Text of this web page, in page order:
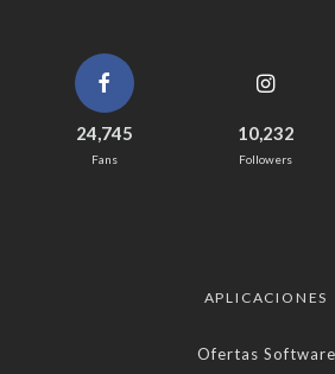
24,745
Fans
10,232
Followers
APLICACIONES
Ofertas Software